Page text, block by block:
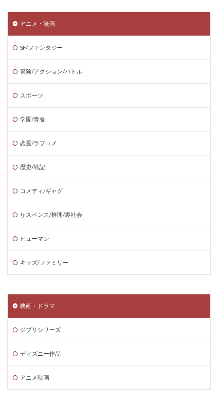
アニメ・漫画
SF/ファンタジー
冒険/アクション/バトル
スポーツ.
学園/青春
恋愛/ラブコメ
歴史/戦記
コメディ/ギャグ
サスペンス/推理/裏社会
ヒューマン
キッズ/ファミリー
映画・ドラマ
ジブリシリーズ
ディズニー作品
アニメ映画